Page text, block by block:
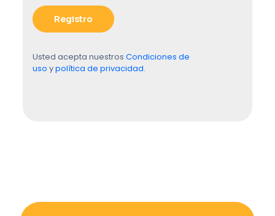
Usted acepta nuestros Condiciones de
uso ypolítica de privacidad.